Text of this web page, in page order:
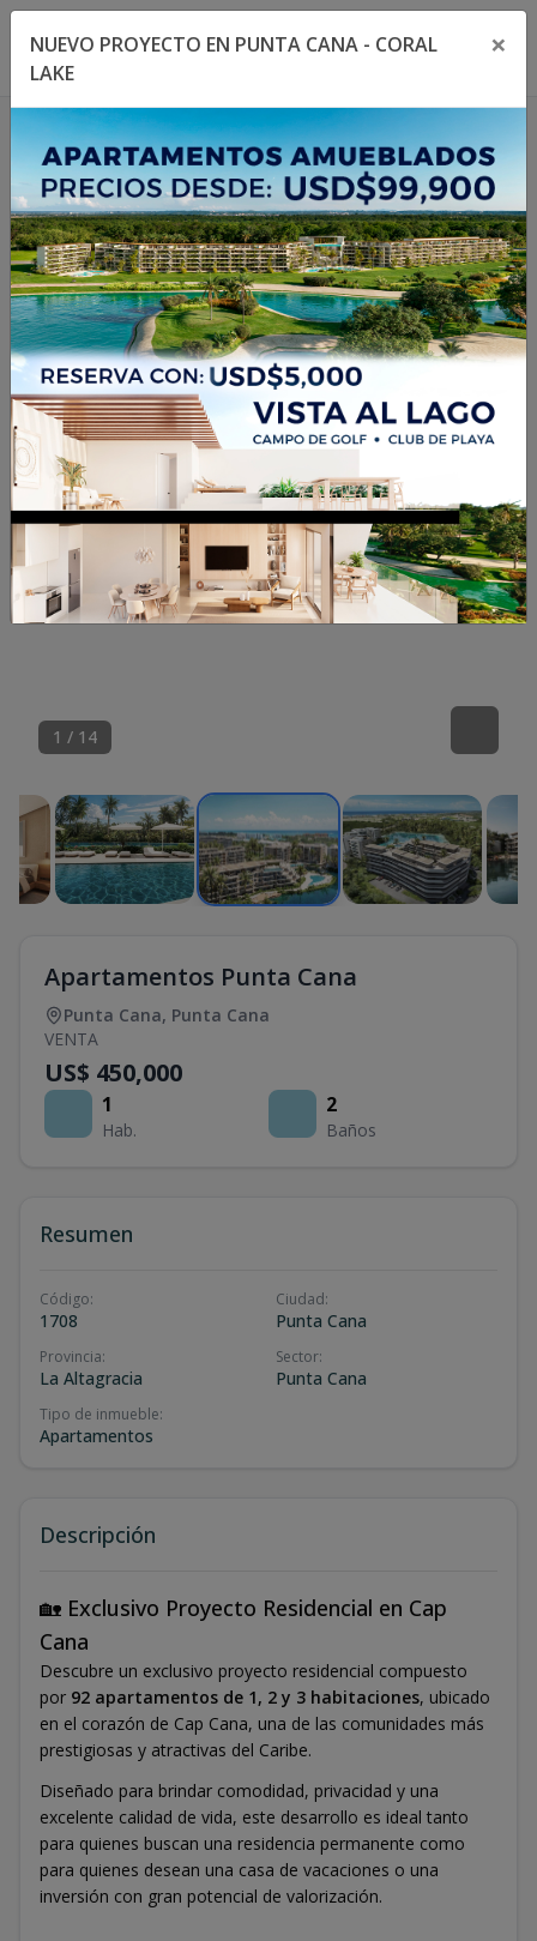
Toggle navigation menu
1 / 14
Apartamentos Punta Cana
Punta Cana, Punta Cana
VENTA
US$ 450,000
1
Hab.
2
Baños
Resumen
Código:
1708
Ciudad:
Punta Cana
Provincia:
La Altagracia
Sector:
Punta Cana
Tipo de inmueble:
Apartamentos
Descripción
🏡 Exclusivo Proyecto Residencial en Cap
Cana
Descubre un exclusivo proyecto residencial compuesto
por 92 apartamentos de 1, 2 y 3 habitaciones, ubicado
en el corazón de Cap Cana, una de las comunidades más
prestigiosas y atractivas del Caribe.
Diseñado para brindar comodidad, privacidad y una
excelente calidad de vida, este desarrollo es ideal tanto
para quienes buscan una residencia permanente como
para quienes desean una casa de vacaciones o una
inversión con gran potencial de valorización.
NUEVO PROYECTO EN PUNTA CANA - CORAL
LAKE
×